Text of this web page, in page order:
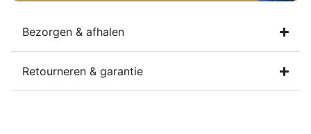
Bezorgen & afhalen
Retourneren & garantie